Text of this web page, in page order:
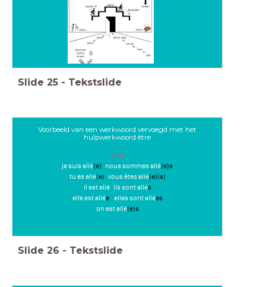
Slide 25 - Tekstslide
Voorbeeld van een werkwoord vervoegd met het
hulpwerkwoord être
Aller
je suis allé(e) nous sommes allé(e)s
tu es allé(e) vous êtes allé(e)(s)
il est allé ils sont allés
elle est alléeelles sont allées
on est allé(e)s
Slide 26 - Tekstslide